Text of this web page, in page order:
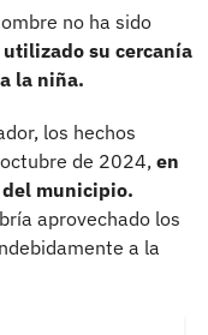
no ha sido
su cercanía
la niña.
los hechos
de 2024, en
del municipio.
aprovechado los
a la